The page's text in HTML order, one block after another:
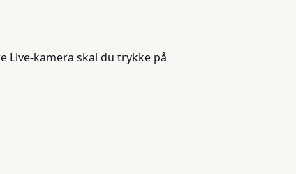
Live-kamera skal du trykke på